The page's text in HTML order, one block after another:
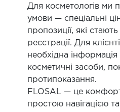
Для косметологів ми
умови — спеціальні
пропозиції, які
реєстрації. Для
необхідна
косметичні засоби,
протипоказання.
FLOSAL — це
простою навігацією